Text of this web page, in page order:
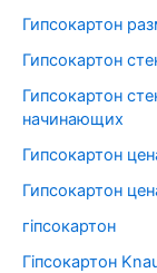
Гипсокартон
Гипсокартон
Гипсокартон
начинающих
Гипсокартон
Гипсокартон
гіпсокартон
Гіпсокартон